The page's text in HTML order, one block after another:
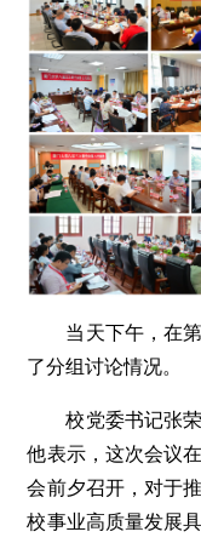
当天下午，在
了分组讨论情况。
校党委书记张
他表示，这次会议
会前夕召开，对于
校事业高质量发展